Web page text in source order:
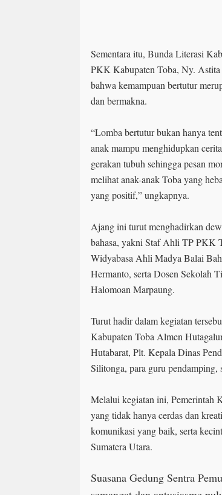
Sementara itu, Bunda Literasi
PKK Kabupaten Toba, Ny.
bahwa kemampuan bertutur
dan bermakna.
“Lomba bertutur bukan hanya
anak mampu menghidupkan
gerakan tubuh sehingga pesan
melihat anak-anak Toba yang
yang positif,” ungkapnya.
Ajang ini turut menghadirkan
bahasa, yakni Staf Ahli TP PKK
Widyabasa Ahli Madya Balai
Hermanto, serta Dosen Sekolah
Halomoan Marpaung.
Turut hadir dalam kegiatan
Kabupaten Toba Almen
Hutabarat, Plt. Kepala Dinas
Silitonga, para guru pendamping,
Melalui kegiatan ini, Pemerintah
yang tidak hanya cerdas dan
komunikasi yang baik, serta
Sumatera Utara.
Suasana Gedung Sentra